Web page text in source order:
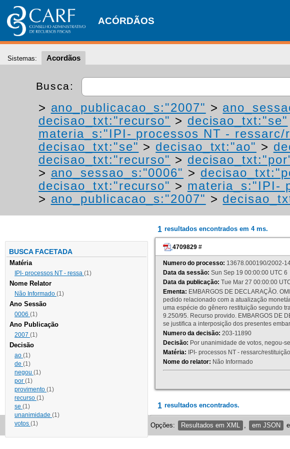
ACÓRDÃOS
Sistemas: Acordãos
Busca:
> ano_publicacao_s:"2007" >
decisao_txt:"recurso" > decisao_txt:"se"
materia_s:"IPI- processos NT -
decisao_txt:"se" > decisao_txt:"ao" >
decisao_txt:"recurso" >
> ano_sessao_s:"0006" >
decisao_txt:"recurso" > materia_s:"IPI-
> ano_publicacao_s:"2007" >
BUSCA FACETADA
Matéria
IPI- processos NT - ressa (1)
Nome Relator
Não Informado (1)
Ano Sessão
0006 (1)
Ano Publicação
2007 (1)
Decisão
ao (1)
de (1)
negou (1)
por (1)
provimento (1)
recurso (1)
se (1)
unanimidade (1)
votos (1)
1 resultados encontrados em 4 ms.
4709829 #
Numero do processo: 13678.000190/2002-
Data da sessão: Sun Sep 19 00:00:00 UTC 6
Data da publicação: Tue Mar 27 00:00:00
Ementa: EMBARGOS DE DECLARAÇÃO.
pedido relacionado com a atualização
uma espécie do gênero restituição segundo
9.250/95. Recurso provido. EMBARGOS DE
se justifica a interposição dos presentes
Numero da decisão: 203-11890
Decisão: Por unanimidade de votos, negou-
Matéria: IPI- processos NT - ressarc/
Nome do relator: Não Informado
1 resultados encontrados.
Opções: Resultados em XML em JSON e